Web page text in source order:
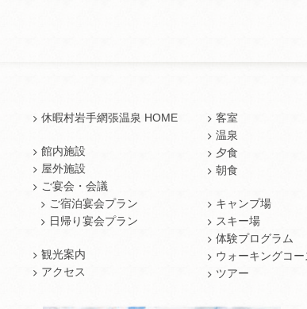
休暇村岩手網張温泉 HOME
館内施設
屋外施設
ご宴会・会議
ご宿泊宴会プラン
日帰り宴会プラン
観光案内
アクセス
客室
温泉
夕食
朝食
キャンプ場
スキー場
体験プログラム
ウォーキングコー
ツアー